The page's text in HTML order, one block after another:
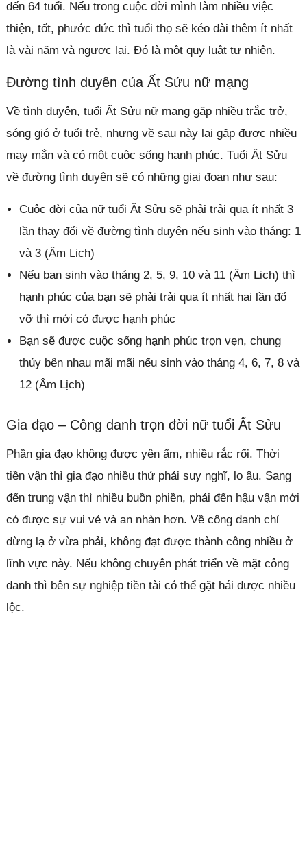
đến 64 tuổi. Nếu trong cuộc đời mình làm nhiều việc
thiện, tốt, phước đức thì tuổi thọ sẽ kéo dài thêm ít nhất
là vài năm và ngược lại. Đó là một quy luật tự nhiên.
Đường tình duyên của Ất Sửu nữ mạng
Về tình duyên, tuổi Ất Sửu nữ mạng gặp nhiều trắc trở,
sóng gió ở tuổi trẻ, nhưng về sau này lại gặp được nhiều
may mắn và có một cuộc sống hạnh phúc. Tuổi Ất Sửu
về đường tình duyên sẽ có những giai đoạn như sau:
Cuộc đời của nữ tuổi Ất Sửu sẽ phải trải qua ít nhất 3
lần thay đổi về đường tình duyên nếu sinh vào tháng: 1
và 3 (Âm Lịch)
Nếu bạn sinh vào tháng 2, 5, 9, 10 và 11 (Âm Lịch) thì
hạnh phúc của bạn sẽ phải trải qua ít nhất hai lần đổ
vỡ thì mới có được hạnh phúc
Bạn sẽ được cuộc sống hạnh phúc trọn vẹn, chung
thủy bên nhau mãi mãi nếu sinh vào tháng 4, 6, 7, 8 và
12 (Âm Lịch)
Gia đạo – Công danh trọn đời nữ tuổi Ất Sửu
Phần gia đạo không được yên ấm, nhiều rắc rối. Thời
tiền vận thì gia đạo nhiều thứ phải suy nghĩ, lo âu. Sang
đến trung vận thì nhiều buồn phiền, phải đến hậu vận mới
có được sự vui vẻ và an nhàn hơn. Về công danh chỉ
dừng lạ ở vừa phải, không đạt được thành công nhiều ở
lĩnh vực này. Nếu không chuyên phát triển về mặt công
danh thì bên sự nghiệp tiền tài có thể gặt hái được nhiều
lộc.